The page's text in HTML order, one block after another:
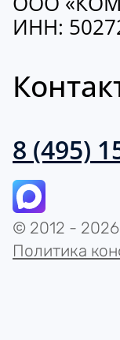
ИНН:
8 (495)
© 2012 -
Политика